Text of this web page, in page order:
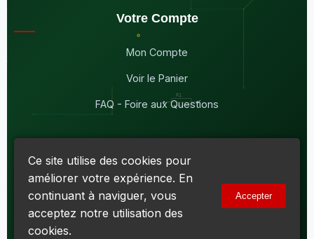
Votre Compte
Mon Compte
Voir le Panier
FAQ - Foire aux Questions
© 2026Maddison Électronique Inc.
Politique de confidentialité & Cookies|
Conditions d'utilisation
Numéro d'entreprise du Québec (NEQ) :
R138919030RT0001 • TVQ : 10-1702-3051TQ0001
Ce site utilise des cookies pour
améliorer votre expérience. En
continuant à naviguer, vous
acceptez notre utilisation des
cookies.
Accepter